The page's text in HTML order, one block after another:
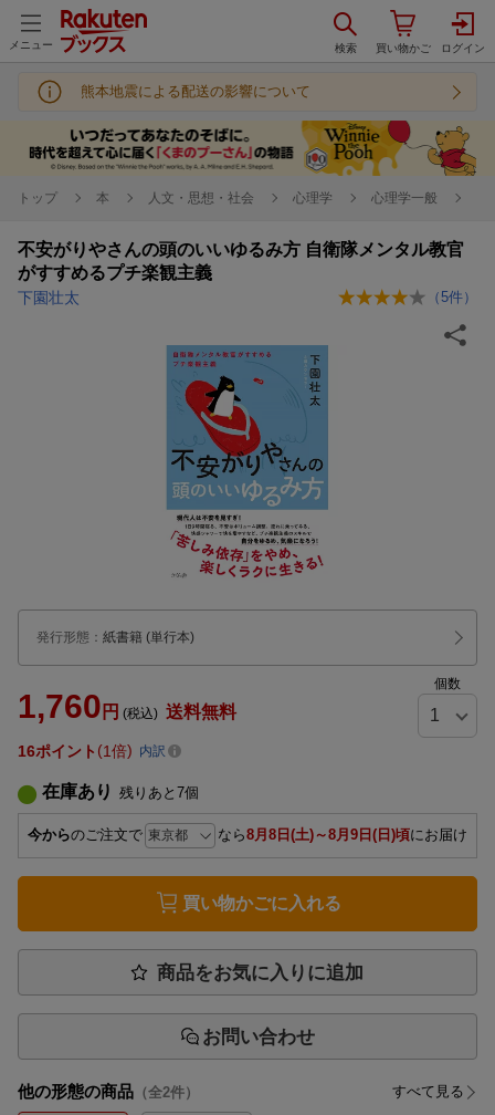
メニュー
熊本地震による配送の影響について
トップ 本 人文・思想・社会 心理学 心理学一般
不安がりやさんの頭のいいゆるみ方 自衛隊メンタル教官
がすすめるプチ楽観主義
下園壮太 （5件）
発行形態 ： 紙書籍 (単行本)
1,760 円 (税込) 送料無料
個数
16ポイント 1倍 内訳
在庫あり 残りあと 7個
今からのご注文で なら8月8日(土)～8月9日(日)頃にお届け
買い物かごに入れる
商品をお気に入りに追加
お問い合わせ
他の形態の商品 （全2件） すべて見る